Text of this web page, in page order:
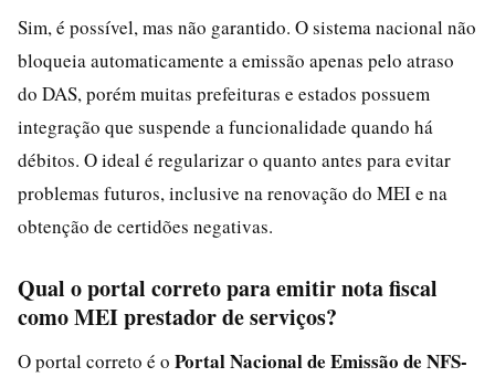
Sim, é possível, mas não garantido. O sistema nacional não
bloqueia automaticamente a emissão apenas pelo atraso
do DAS, porém muitas prefeituras e estados possuem
integração que suspende a funcionalidade quando há
débitos. O ideal é regularizar o quanto antes para evitar
problemas futuros, inclusive na renovação do MEI e na
obtenção de certidões negativas.
Qual o portal correto para emitir nota fiscal
como MEI prestador de serviços?
O portal correto é o Portal Nacional de Emissão de NFS-